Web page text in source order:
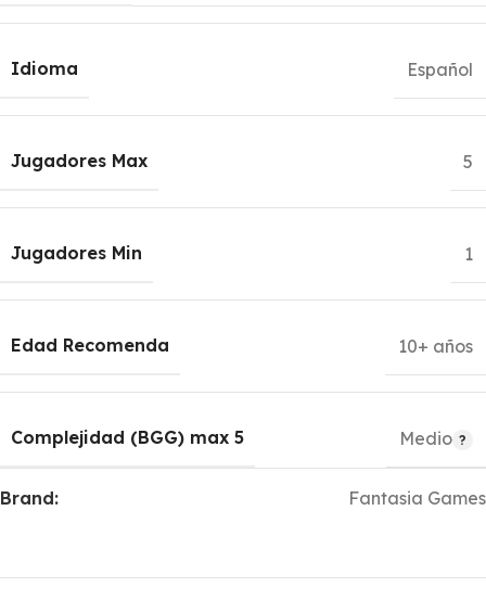
Idioma Español
Jugadores Max 5
Jugadores Min 1
Edad Recomenda 10+ años
Complejidad (BGG) max 5 Medio
Brand: Fantasia Games